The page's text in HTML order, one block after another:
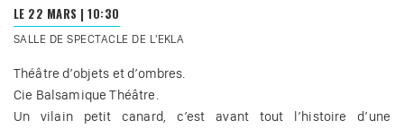
LE 22 MARS |10:30
SALLE DE SPECTACLE DE L'EKLA
Théâtre d’objets et d’ombres.
Cie Balsamique Théâtre.
Un vilain petit canard, c’est avant tout l’histoire d’une